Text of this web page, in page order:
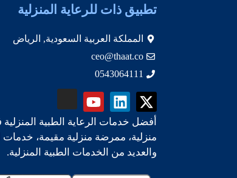
تطبيق ذات للرعاية المنزلية
المملكة العربية السعودية, الرياض
ceo@thaat.co
0543064111
أفضل خدمات الرعاية الطبية
منزلية، ممرضة منزلية مقيمة، خدمات
والعديد من الخدمات الطبية المنزلية.